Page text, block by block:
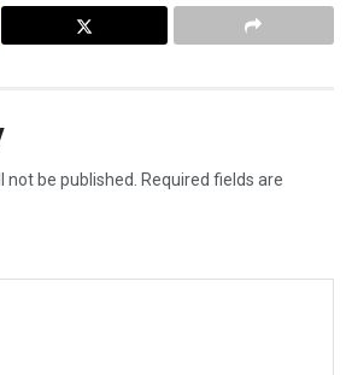
be published.
Required fields are